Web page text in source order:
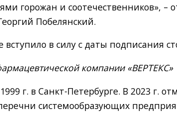
горожан и соотечественников»,
Побелянский.
вступило в силу с даты подписания
компании «ВЕРТЕКС»
г. в Санкт-Петербурге. В 2023 г.
системообразующих